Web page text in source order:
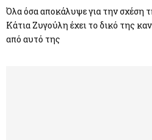
Όλα όσα αποκάλυψε για την σχέση
Κάτια Ζυγούλη έχει το δικό της
από αυτό της